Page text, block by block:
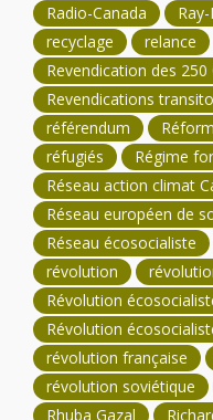
Radio-Canada
recyclage
relance
Revendication des 250
Revendications
référendum
réfugiés
Régime
Réseau action climat
Réseau européen de
Réseau écosocialiste
révolution
Révolution
Révolution
révolution française
révolution soviétique
Rhuba Gazal